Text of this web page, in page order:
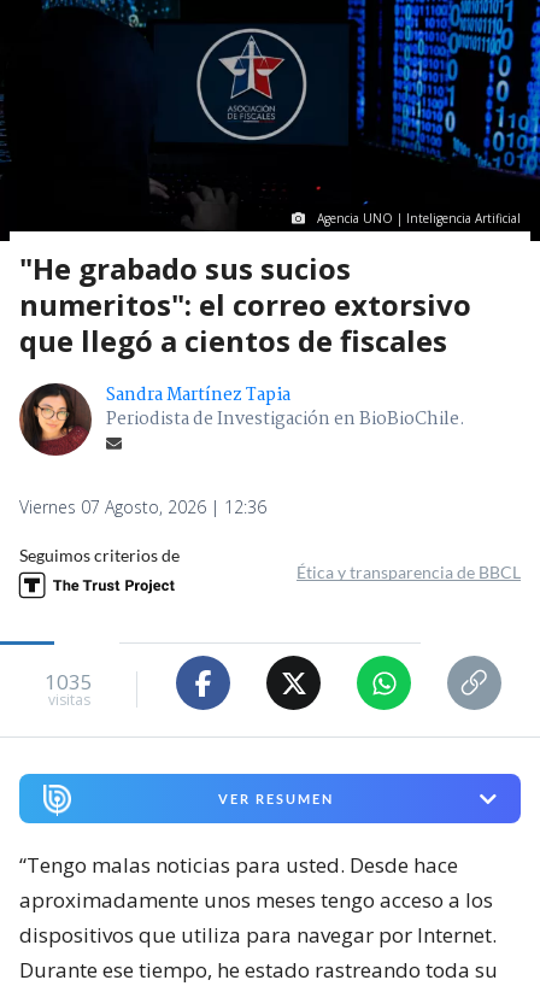
Agencia UNO | Inteligencia Artificial
"He grabado sus sucios
numeritos": el correo extorsivo
que llegó a cientos de fiscales
Sandra Martínez Tapia
Periodista de Investigación en BioBioChile.
Viernes 07 Agosto, 2026 | 12:36
Seguimos criterios de
Ética y transparencia de BBCL
1035
visitas
VER RESUMEN
“Tengo malas noticias para usted. Desde hace
aproximadamente unos meses tengo acceso a los
dispositivos que utiliza para navegar por Internet.
Durante ese tiempo, he estado rastreando toda su